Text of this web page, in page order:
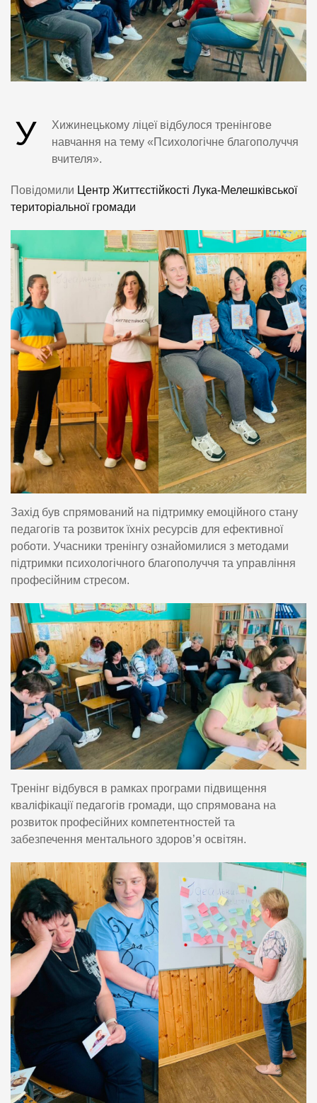
У
Хижинецькому ліцеї відбулося тренінгове
навчання на тему «Психологічне благополуччя
вчителя».
Повідомили Центр Життєстійкості Лука-Мелешківської
територіальної громади
Захід був спрямований на підтримку емоційного стану
педагогів та розвиток їхніх ресурсів для ефективної
роботи. Учасники тренінгу ознайомилися з методами
підтримки психологічного благополуччя та управління
професійним стресом.
Тренінг відбувся в рамках програми підвищення
кваліфікації педагогів громади, що спрямована на
розвиток професійних компетентностей та
забезпечення ментального здоров’я освітян.